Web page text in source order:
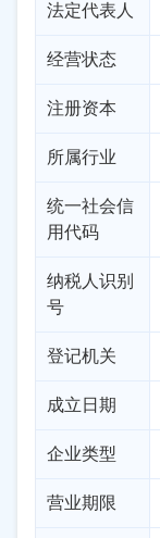
法定代表人
经营状态
注册资本
所属行业
统一社会信
用代码
纳税人识别
号
登记机关
成立日期
企业类型
营业期限